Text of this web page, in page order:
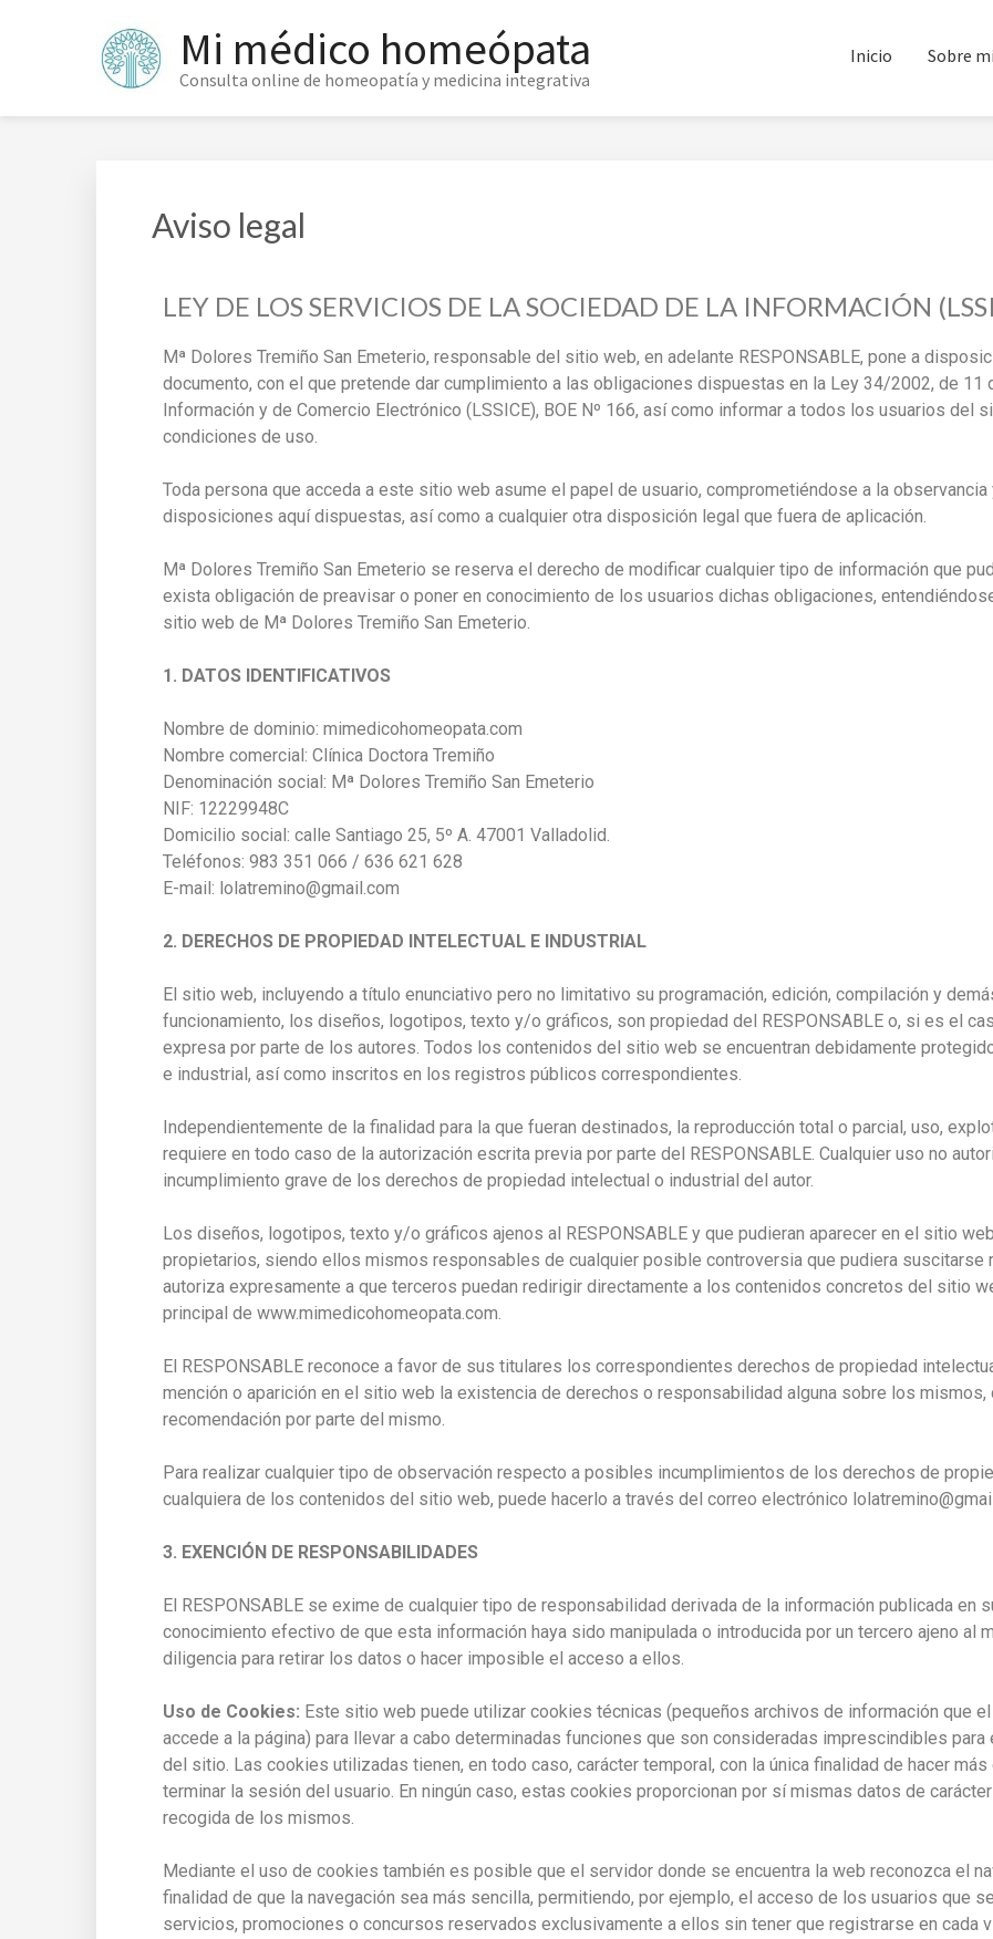
Mi médico homeópata
Consulta online de homeopatía y medicina integrativa
Inicio Sobre mi
Aviso legal
LEY DE LOS SERVICIOS DE LA SOCIEDAD DE LA INFORMACIÓN
Mª Dolores Tremiño San Emeterio, responsable del sitio web, en adelante RESPONSABLE, pone a
documento, con el que pretende dar cumplimiento a las obligaciones dispuestas en la Ley 34/2002, de 11
Información y de Comercio Electrónico (LSSICE), BOE Nº 166, así como informar a todos los usuarios del
condiciones de uso.
Toda persona que acceda a este sitio web asume el papel de usuario, comprometiéndose a la
disposiciones aquí dispuestas, así como a cualquier otra disposición legal que fuera de aplicación.
Mª Dolores Tremiño San Emeterio se reserva el derecho de modificar cualquier tipo de información que
exista obligación de preavisar o poner en conocimiento de los usuarios dichas obligaciones,
sitio web de Mª Dolores Tremiño San Emeterio.
1. DATOS IDENTIFICATIVOS
Nombre de dominio: mimedicohomeopata.com
Nombre comercial: Clínica Doctora Tremiño
Denominación social: Mª Dolores Tremiño San Emeterio
NIF: 12229948C
Domicilio social: calle Santiago 25, 5º A. 47001 Valladolid.
Teléfonos: 983 351 066 / 636 621 628
E-mail: lolatremino@gmail.com
2. DERECHOS DE PROPIEDAD INTELECTUAL E INDUSTRIAL
El sitio web, incluyendo a título enunciativo pero no limitativo su programación, edición, compilación y
funcionamiento, los diseños, logotipos, texto y/o gráficos, son propiedad del RESPONSABLE o, si es el
expresa por parte de los autores. Todos los contenidos del sitio web se encuentran debidamente
e industrial, así como inscritos en los registros públicos correspondientes.
Independientemente de la finalidad para la que fueran destinados, la reproducción total o parcial, uso,
requiere en todo caso de la autorización escrita previa por parte del RESPONSABLE. Cualquier uso no
incumplimiento grave de los derechos de propiedad intelectual o industrial del autor.
Los diseños, logotipos, texto y/o gráficos ajenos al RESPONSABLE y que pudieran aparecer en el sitio
propietarios, siendo ellos mismos responsables de cualquier posible controversia que pudiera suscitarse
autoriza expresamente a que terceros puedan redirigir directamente a los contenidos concretos del sitio
principal de www.mimedicohomeopata.com.
El RESPONSABLE reconoce a favor de sus titulares los correspondientes derechos de propiedad
mención o aparición en el sitio web la existencia de derechos o responsabilidad alguna sobre los
recomendación por parte del mismo.
Para realizar cualquier tipo de observación respecto a posibles incumplimientos de los derechos de
cualquiera de los contenidos del sitio web, puede hacerlo a través del correo electrónico
3. EXENCIÓN DE RESPONSABILIDADES
El RESPONSABLE se exime de cualquier tipo de responsabilidad derivada de la información publicada en
conocimiento efectivo de que esta información haya sido manipulada o introducida por un tercero ajeno al
diligencia para retirar los datos o hacer imposible el acceso a ellos.
Uso de Cookies: Este sitio web puede utilizar cookies técnicas (pequeños archivos de información que
accede a la página) para llevar a cabo determinadas funciones que son consideradas imprescindibles
del sitio. Las cookies utilizadas tienen, en todo caso, carácter temporal, con la única finalidad de hacer
terminar la sesión del usuario. En ningún caso, estas cookies proporcionan por sí mismas datos de
recogida de los mismos.
Mediante el uso de cookies también es posible que el servidor donde se encuentra la web reconozca el
finalidad de que la navegación sea más sencilla, permitiendo, por ejemplo, el acceso de los usuarios que
servicios, promociones o concursos reservados exclusivamente a ellos sin tener que registrarse en cada